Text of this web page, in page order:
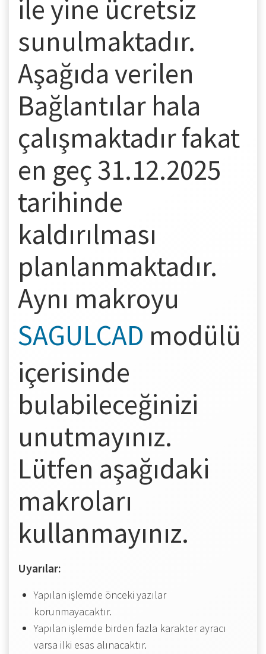
ile yine ücretsiz
sunulmaktadır.
Aşağıda verilen
Bağlantılar hala
çalışmaktadır fakat
en geç 31.12.2025
tarihinde
kaldırılması
planlanmaktadır.
Aynı makroyu
SAGULCAD modülü
içerisinde
bulabileceğinizi
unutmayınız.
Lütfen aşağıdaki
makroları
kullanmayınız.
Uyarılar:
Yapılan işlemde önceki yazılar
korunmayacaktır.
Yapılan işlemde birden fazla karakter ayracı
varsa ilki esas alınacaktır.